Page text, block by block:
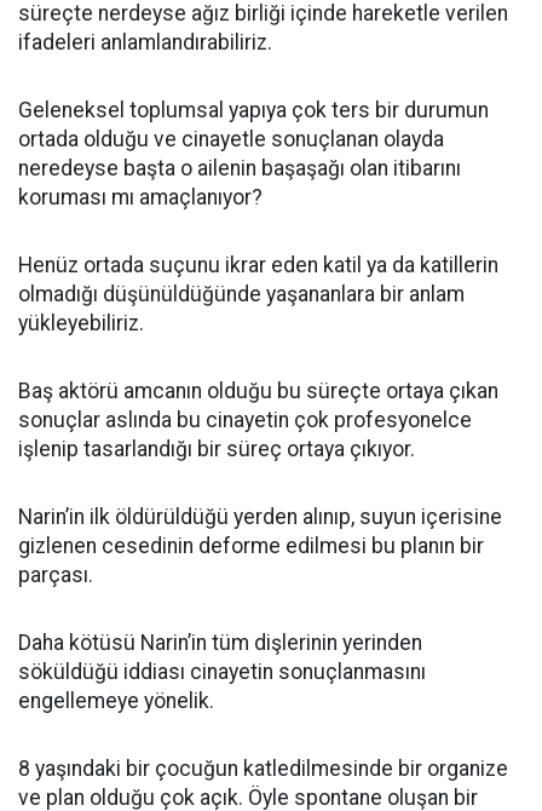
süreçte nerdeyse ağız birliği içinde hareketle verilen
ifadeleri anlamlandırabiliriz.
Geleneksel toplumsal yapıya çok ters bir durumun
ortada olduğu ve cinayetle sonuçlanan olayda
neredeyse başta o ailenin başaşağı olan itibarını
koruması mı amaçlanıyor?
Henüz ortada suçunu ikrar eden katil ya da katillerin
olmadığı düşünüldüğünde yaşananlara bir anlam
yükleyebiliriz.
Baş aktörü amcanın olduğu bu süreçte ortaya çıkan
sonuçlar aslında bu cinayetin çok profesyonelce
işlenip tasarlandığı bir süreç ortaya çıkıyor.
Narin’in ilk öldürüldüğü yerden alınıp, suyun içerisine
gizlenen cesedinin deforme edilmesi bu planın bir
parçası.
Daha kötüsü Narin’in tüm dişlerinin yerinden
söküldüğü iddiası cinayetin sonuçlanmasını
engellemeye yönelik.
8 yaşındaki bir çocuğun katledilmesinde bir organize
ve plan olduğu çok açık. Öyle spontane oluşan bir